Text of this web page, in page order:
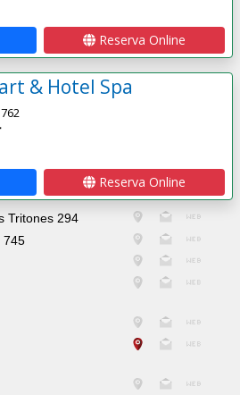
Reserva Online
& Hotel Spa
Reserva Online
Tritones 294
745